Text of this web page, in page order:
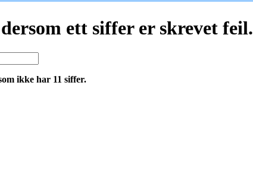
ett siffer er skrevet feil.
ikke har 11 siffer.